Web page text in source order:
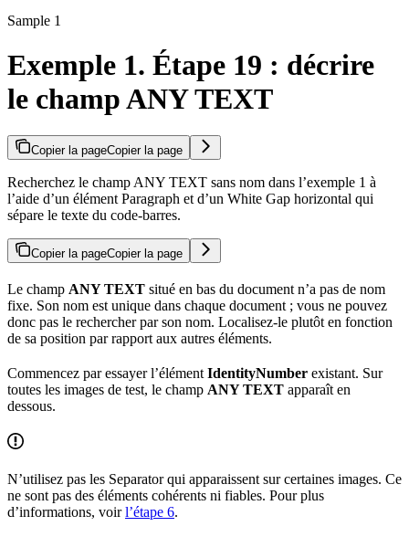
Sample 1
Exemple 1. Étape 19 : décrire
le champ ANY TEXT
Copier la pageCopier la page
Recherchez le champ ANY TEXT sans nom dans l’exemple 1 à
l’aide d’un élément Paragraph et d’un White Gap horizontal qui
sépare le texte du code-barres.
Copier la pageCopier la page
Le champ ANY TEXT situé en bas du document n’a pas de nom
fixe. Son nom est unique dans chaque document ; vous ne pouvez
donc pas le rechercher par son nom. Localisez-le plutôt en fonction
de sa position par rapport aux autres éléments.
Commencez par essayer l’élément IdentityNumber existant. Sur
toutes les images de test, le champ ANY TEXT apparaît en
dessous.
N’utilisez pas les Separator qui apparaissent sur certaines images. Ce
ne sont pas des éléments cohérents ni fiables. Pour plus
d’informations, voirl’étape 6.